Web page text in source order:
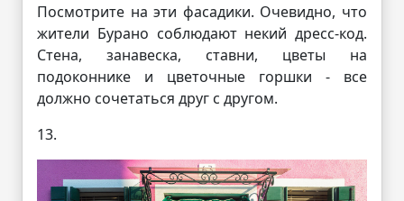
Посмотрите на эти фасадики. Очевидно, что
жители Бурано соблюдают некий дресс-код.
Стена, занавеска, ставни, цветы на
подоконнике и цветочные горшки - все
должно сочетаться друг с другом.
13.